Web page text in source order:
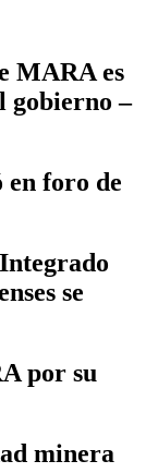
MARA es
gobierno –
foro de
se
por su
minera